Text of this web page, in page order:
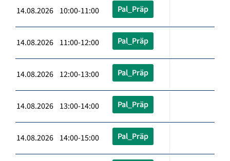
14.08.2026 10:00-11:00 Pal_Präp
14.08.2026 11:00-12:00 Pal_Präp
14.08.2026 12:00-13:00 Pal_Präp
14.08.2026 13:00-14:00 Pal_Präp
14.08.2026 14:00-15:00 Pal_Präp